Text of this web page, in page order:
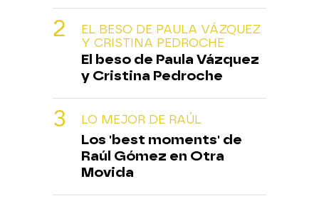
EL BESO DE PAULA VÁZQUEZ
Y CRISTINA PEDROCHE
El beso de Paula Vázquez
y Cristina Pedroche
LO MEJOR DE RAÚL
Los 'best moments' de
Raúl Gómez en Otra
Movida